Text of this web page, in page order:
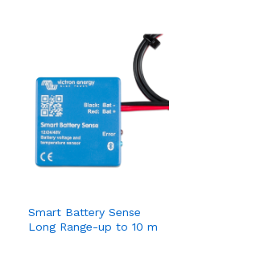
Smart Battery Sense
Long Range-up to 10 m